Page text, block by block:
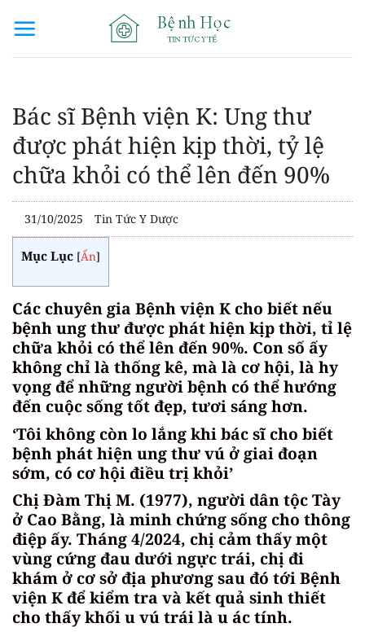
qua
Bác sĩ Bệnh viện K: Ung thư
được phát hiện kịp thời, tỷ lệ
chữa khỏi có thể lên đến 90%
31/10/2025 Tin Tức Y Dược
Mục Lục [Ẩn]
Các chuyên gia Bệnh viện K cho biết nếu
bệnh ung thư được phát hiện kịp thời, tỉ lệ
chữa khỏi có thể lên đến 90%. Con số ấy
không chỉ là thống kê, mà là cơ hội, là hy
vọng để những người bệnh có thể hướng
đến cuộc sống tốt đẹp, tươi sáng hơn.
‘Tôi không còn lo lắng khi bác sĩ cho biết
bệnh phát hiện ung thư vú ở giai đoạn
sớm, có cơ hội điều trị khỏi’
Chị Đàm Thị M. (1977), người dân tộc Tày
ở Cao Bằng, là minh chứng sống cho thông
điệp ấy. Tháng 4/2024, chị cảm thấy một
vùng cứng đau dưới ngực trái, chị đi
khám ở cơ sở địa phương sau đó tới Bệnh
viện K để kiểm tra và kết quả sinh thiết
cho thấy khối u vú trái là u ác tính.